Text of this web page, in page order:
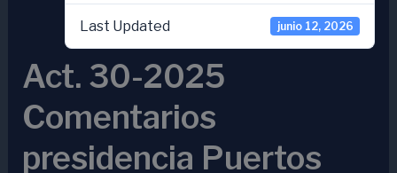
Last Updated junio 12, 2026
Act. 30-2025
Comentarios
presidencia Puertos